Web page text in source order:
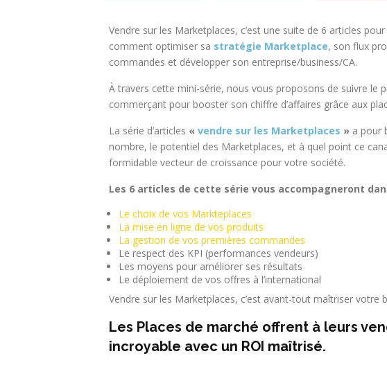
Vendre sur les Marketplaces, c’est une suite de 6 articles
comment optimiser sa stratégie Marketplace, son flux
commandes et développer son entreprise/business/CA.
À travers cette mini-série, nous vous proposons de suivre le
commerçant pour booster son chiffre d’affaires grâce aux
La série d’articles « vendre sur les Marketplaces » a pour
nombre, le potentiel des Marketplaces, et à quel point ce
formidable vecteur de croissance pour votre société.
Les 6 articles de cette série vous accompagneront
Le choix de vos Markteplaces
La mise en ligne de vos produits
La gestion de vos premières commandes
Le respect des KPI (performances vendeurs)
Les moyens pour améliorer ses résultats
Le déploiement de vos offres à l’international
Vendre sur les Marketplaces, c’est avant-tout maîtriser votre
Les Places de marché offrent à leurs
incroyable avec un ROI maîtrisé.